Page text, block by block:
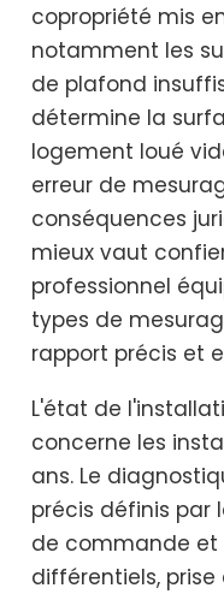
copropriété mis
notamment les
de plafond
détermine la
logement loué
erreur de
conséquences
mieux vaut
professionnel
types de
rapport précis et
L'état de
concerne les
ans. Le
précis définis par
de commande et
différentiels,